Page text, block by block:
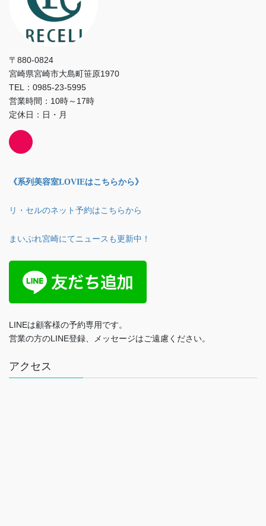
〒880-0824
宮崎県宮崎市大島町笹原1970
TEL：0985-23-5995
営業時間：10時～17時
定休日：日・月
《系列美容室LOVIEはこちらから》
リ・セルのネット予約はこちらから
まいぷれ宮崎にてニュースも更新中！
LINEは顧客様の予約専用です。
営業の方のLINE登録、メッセージはご遠慮ください。
アクセス